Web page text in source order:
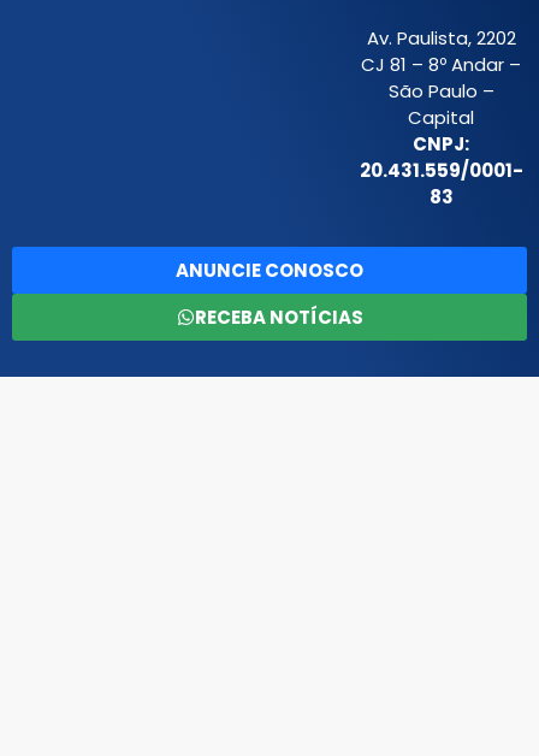
Av. Paulista, 2202
CJ 81 – 8º Andar –
São Paulo –
Capital
CNPJ:
20.431.559/0001-
83
ANUNCIE CONOSCO
RECEBA NOTÍCIAS